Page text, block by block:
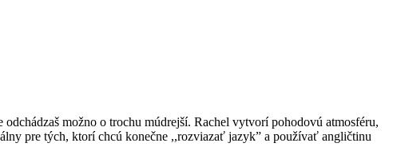
možno o trochu múdrejší. Rachel vytvorípohodovú atmosféru,
pre tých, ktorí chcú konečne ,,rozviazať jazyk” a používať angličtinu